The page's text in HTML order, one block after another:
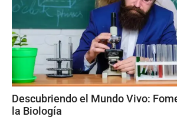
Descubriendo el Mundo Vivo:
la Biología